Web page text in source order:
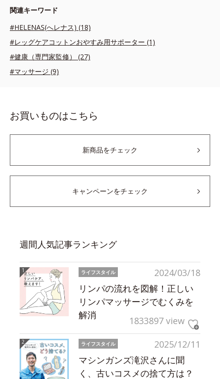
関連キーワード
#HELENAS(へレナス) (18)
#レッグケアコットンおやすみ用サポーター (1)
#健康（専門家監修） (27)
#マッサージ (9)
お買いものはこちら
新商品をチェック
キャンペーンをチェック
週間人気記事ランキング
2024/03/18
ライフスタイル
リンパの流れを図解！正しい
リンパマッサージでむくみを
解消
1833897 view
2025/12/11
ライフスタイル
マシンガンズ滝沢さんに聞
く、古いコスメの捨て方は？